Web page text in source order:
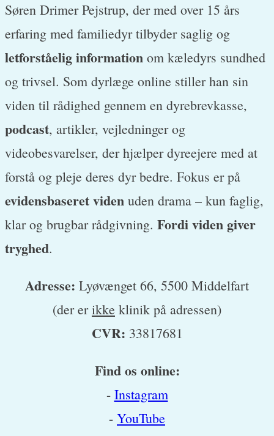
Søren Drimer Pejstrup, der med over 15 års
erfaring med familiedyr tilbyder saglig og
letforståelig information om kæledyrs sundhed
og trivsel. Som dyrlæge online stiller han sin
viden til rådighed gennem en dyrebrevkasse,
podcast, artikler, vejledninger og
videobesvarelser, der hjælper dyreejere med at
forstå og pleje deres dyr bedre. Fokus er på
evidensbaseret viden uden drama – kun faglig,
klar og brugbar rådgivning. Fordi viden giver
tryghed.
Adresse: Lyøvænget 66, 5500 Middelfart
(der erikke klinik på adressen)
CVR: 33817681
Find os online:
- Instagram
- YouTube